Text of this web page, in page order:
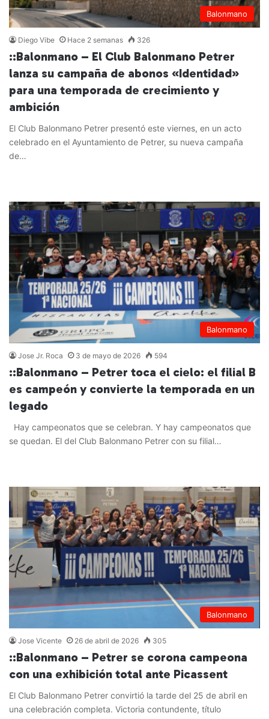
Balonmano
Diego Vibe Hace 2 semanas 326
::Balonmano – El Club Balonmano Petrer
lanza su campaña de abonos «Identidad»
para una temporada de crecimiento y
ambición
El Club Balonmano Petrer presentó este viernes, en un acto
celebrado en el Ayuntamiento de Petrer, su nueva campaña
de…
Balonmano
Jose Jr. Roca 3 de mayo de 2026 594
::Balonmano – Petrer toca el cielo: el filial B
es campeón y convierte la temporada en un
legado
Hay campeonatos que se celebran. Y hay campeonatos que
se quedan. El del Club Balonmano Petrer con su filial…
Balonmano
Jose Vicente 26 de abril de 2026 305
::Balonmano – Petrer se corona campeona
con una exhibición total ante Picassent
El Club Balonmano Petrer convirtió la tarde del 25 de abril en
una celebración completa. Victoria contundente, título